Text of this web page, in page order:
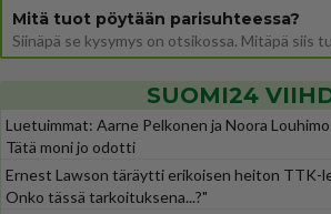
Mitä tuot pöytään parisuhteessa?
SUOMI24
Luetuimmat: Aarne Pelkonen ja Noora
Tätä moni jo odotti
Ernest Lawson täräytti erikoisen heiton TTK-
Onko tässä tarkoituksena...?"